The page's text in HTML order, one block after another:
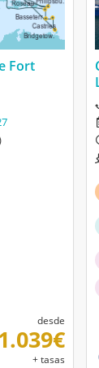
Fort
desde
+ tasas